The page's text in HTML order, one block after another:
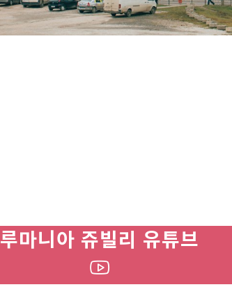
루마니아 쥬빌리 유튜브